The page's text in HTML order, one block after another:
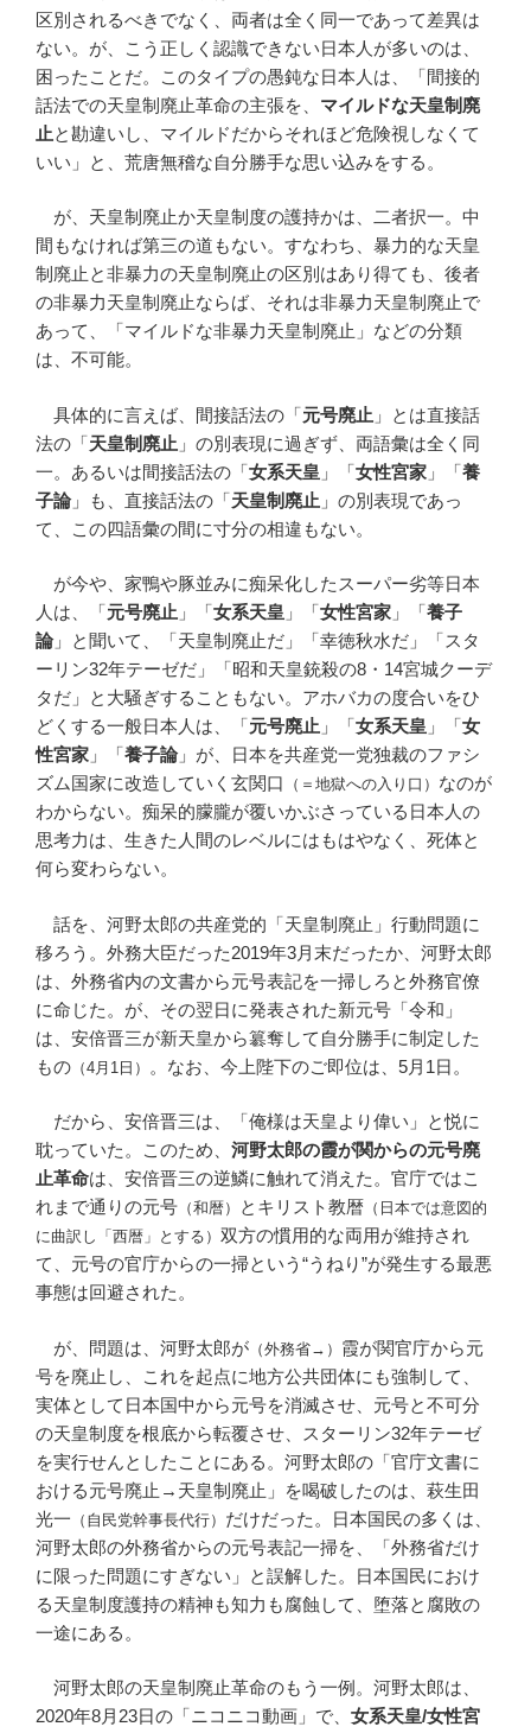
区別されるべきでなく、両者は全く同一であって差異は
ない。が、こう正しく認識できない日本人が多いのは、
困ったことだ。このタイプの愚鈍な日本人は、「間接的
話法での天皇制廃止革命の主張を、 マイルドな天皇制廃
止と勘違いし、マイルドだからそれほど危険視しなくて
いい」と、荒唐無稽な自分勝手な思い込みをする。
が、天皇制廃止か天皇制度の護持かは、二者択一。中
間もなければ第三の道もない。すなわち、暴力的な天皇
制廃止と非暴力の天皇制廃止の区別はあり得ても、後者
の非暴力天皇制廃止ならば、それは非暴力天皇制廃止で
あって、「マイルドな非暴力天皇制廃止」などの分類
は、不可能。
具体的に言えば、間接話法の「元号廃止 」とは直接話
法の「天皇制廃止 」の別表現に過ぎず、両語彙は全く同
一。あるいは間接話法の「女系天皇 」「女性宮家 」「養
子論」も、直接話法の「天皇制廃止 」の別表現であっ
て、この四語彙の間に寸分の相違もない。
が今や、家鴨や豚並みに痴呆化したスーパー劣等日本
人は、「元号廃止 」「女系天皇 」「女性宮家 」「養子
論」と聞いて、「天皇制廃止だ」「幸徳秋水だ」「スタ
ーリン32年テーゼだ」「昭和天皇銃殺の8・14宮城クーデ
タだ」と大騒ぎすることもない。アホバカの度合いをひ
どくする一般日本人は、「元号廃止 」「女系天皇 」「女
性宮家 」「養子論」が、日本を共産党一党独裁のファシ
ズム国家に改造していく玄関口
（＝地獄への入り口） なのが
わからない。痴呆的朦朧が覆いかぶさっている日本人の
思考力は、生きた人間のレベルにはもはやなく、死体と
何ら変わらない。
話を、河野太郎の共産党的「天皇制廃止」行動問題に
移ろう。外務大臣だった2019年3月末だったか、河野太郎
は、外務省内の文書から元号表記を一掃しろと外務官僚
に命じた。が、その翌日に発表された新元号「令和」
は、安倍晋三が新天皇から簒奪して自分勝手に制定した
もの （4月1日） 。なお、今上陛下のご即位は、5月1日。
だから、安倍晋三は、「俺様は天皇より偉い」と悦に
耽っていた。このため、 河野太郎の霞が関からの元号廃
止革命は、安倍晋三の逆鱗に触れて消えた。官庁ではこ
れまで通りの元号 （和暦） とキリスト教暦 （日本では意図的
に曲訳し「西暦」とする） 双方の慣用的な両用が維持され
て、元号の官庁からの一掃という“うねり”が発生する最悪
事態は回避された。
が、問題は、河野太郎が （外務省→） 霞が関官庁から元
号を廃止し、これを起点に地方公共団体にも強制して、
実体として日本国中から元号を消滅させ、元号と不可分
の天皇制度を根底から転覆させ、スターリン32年テーゼ
を実行せんとしたことにある。河野太郎の「官庁文書に
おける元号廃止→天皇制廃止」を喝破したのは、萩生田
光一 （自民党幹事長代行） だけだった。日本国民の多くは、
河野太郎の外務省からの元号表記一掃を、「外務省だけ
に限った問題にすぎない」と誤解した。日本国民におけ
る天皇制度護持の精神も知力も腐蝕して、堕落と腐敗の
一途にある。
河野太郎の天皇制廃止革命のもう一例。河野太郎は、
2020年8月23日の「ニコニコ動画」で、 女系天皇/女性宮